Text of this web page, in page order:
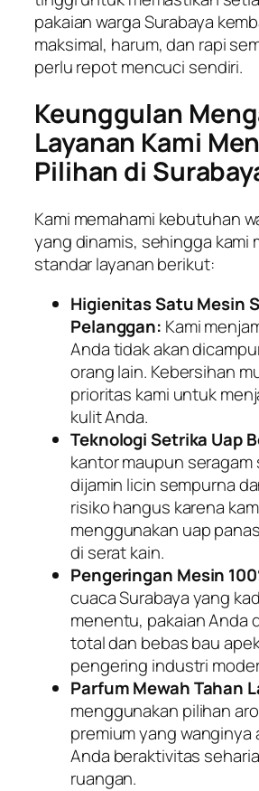
pakaian warga Surabaya
maksimal, harum, dan rapi
perlu repot mencuci sendiri.
Keunggulan
Layanan Kami
Pilihan di
Kami memahami kebutuhan
yang dinamis, sehingga kami
standar layanan berikut:
Higienitas Satu Mesin
Pelanggan: Kami
Anda tidak akan
orang lain. Kebersihan
prioritas kami untuk
kulit Anda.
Teknologi Setrika Uap
kantor maupun seragam
dijamin licin sempurna
risiko hangus karena
menggunakan uap
di serat kain.
Pengeringan Mesin
cuaca Surabaya yang
menentu, pakaian Anda
total dan bebas bau
pengering industri
Parfum Mewah Tahan
menggunakan pilihan
premium yang
Anda beraktivitas
ruangan.